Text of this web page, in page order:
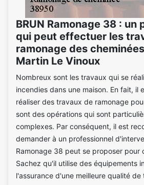
BRUN Ramonage 38 : un
qui peut effectuer les
ramonage des
Martin Le Vinoux
Nombreux sont les travaux qui se
incendies dans une maison. En fait, il
réaliser des travaux de ramonage
sont des opérations qui sont
complexes. Par conséquent, il est
demander à un professionnel
Ramonage 38 peut se proposer pour
Sachez qu'il utilise des équipements
l'assurance d'une meilleure qualité de